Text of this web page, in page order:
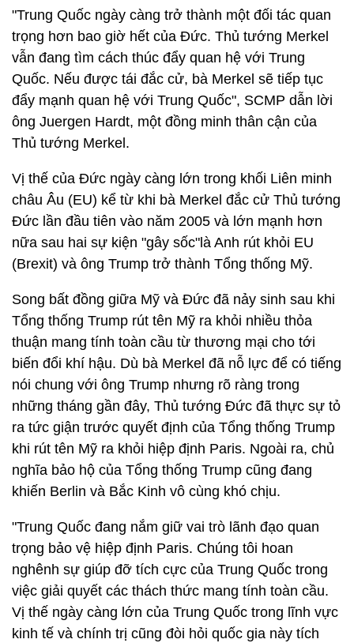
"Trung Quốc ngày càng trở thành một đối tác quan
trọng hơn bao giờ hết của Đức. Thủ tướng Merkel
vẫn đang tìm cách thúc đẩy quan hệ với Trung
Quốc. Nếu được tái đắc cử, bà Merkel sẽ tiếp tục
đẩy mạnh quan hệ với Trung Quốc", SCMP dẫn lời
ông Juergen Hardt, một đồng minh thân cận của
Thủ tướng Merkel.
Vị thế của Đức ngày càng lớn trong khối Liên minh
châu Âu (EU) kể từ khi bà Merkel đắc cử Thủ tướng
Đức lần đầu tiên vào năm 2005 và lớn mạnh hơn
nữa sau hai sự kiện "gây sốc"là Anh rút khỏi EU
(Brexit) và ông Trump trở thành Tổng thống Mỹ.
Song bất đồng giữa Mỹ và Đức đã nảy sinh sau khi
Tổng thống Trump rút tên Mỹ ra khỏi nhiều thỏa
thuận mang tính toàn cầu từ thương mại cho tới
biến đổi khí hậu. Dù bà Merkel đã nỗ lực để có tiếng
nói chung với ông Trump nhưng rõ ràng trong
những tháng gần đây, Thủ tướng Đức đã thực sự tỏ
ra tức giận trước quyết định của Tổng thống Trump
khi rút tên Mỹ ra khỏi hiệp định Paris. Ngoài ra, chủ
nghĩa bảo hộ của Tổng thống Trump cũng đang
khiến Berlin và Bắc Kinh vô cùng khó chịu.
"Trung Quốc đang nắm giữ vai trò lãnh đạo quan
trọng bảo vệ hiệp định Paris. Chúng tôi hoan
nghênh sự giúp đỡ tích cực của Trung Quốc trong
việc giải quyết các thách thức mang tính toàn cầu.
Vị thế ngày càng lớn của Trung Quốc trong lĩnh vực
kinh tế và chính trị cũng đòi hỏi quốc gia này tích